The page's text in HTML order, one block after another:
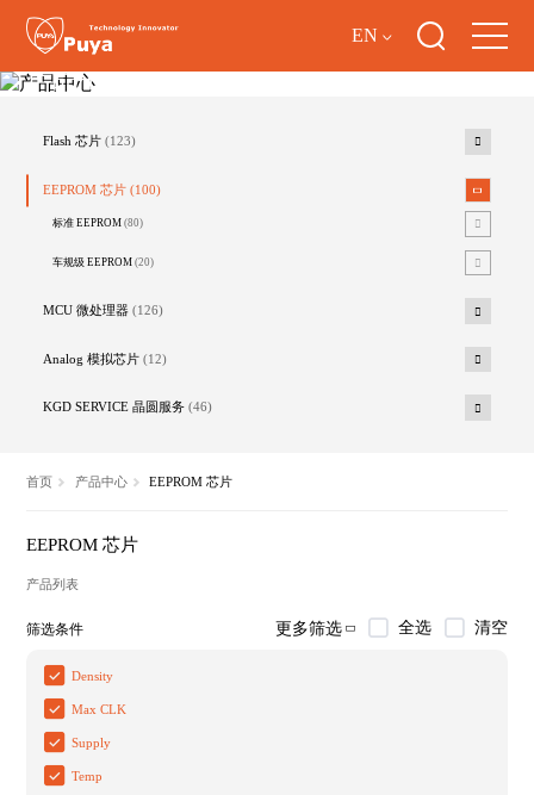
EN
产品中心
Flash 芯片 (123)
EEPROM 芯片 (100)
标准 EEPROM(80)
车规级 EEPROM(20)
MCU 微处理器 (126)
Analog 模拟芯片 (12)
KGD SERVICE 晶圆服务 (46)
首页 产品中心 EEPROM 芯片
EEPROM 芯片
产品列表
筛选条件 更多筛选 全选 清空
Density
Max CLK
Supply
Temp